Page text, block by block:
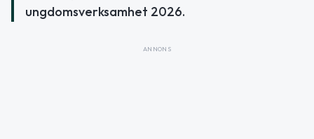
ungdomsverksamhet 2026.
ANNONS